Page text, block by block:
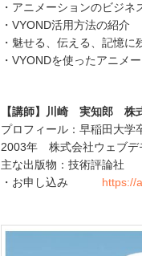
・アニメーションのビジ
・VYOND活用方法の紹介
・魅せる、伝える、記憶に
・VYONDを使ったアニメ
【講師】川崎 実知郎 株
プロフィール：早稲田大学
2003年 株式会社ウェブデ
主な出版物：技術評論社
・お申し込み https://